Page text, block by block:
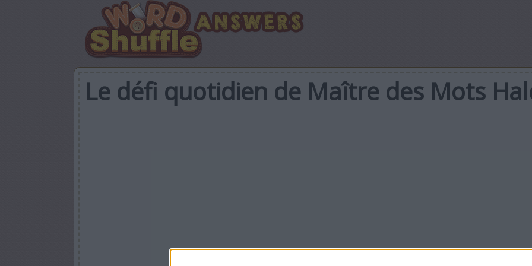
Le défi quotidien de Maître des Mots